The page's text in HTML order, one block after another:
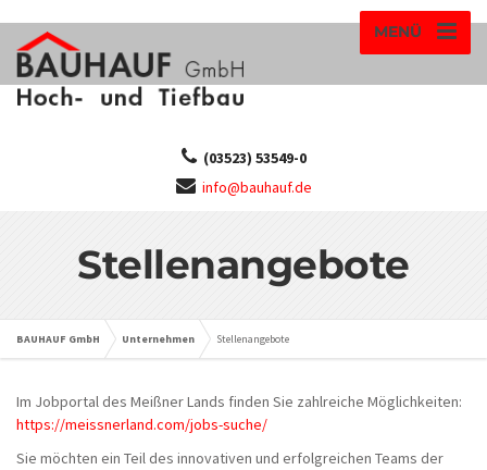
MENÜ
(03523) 53549-0
info@bauhauf.de
Stellenangebote
BAUHAUF GmbH Unternehmen Stellenangebote
Im Jobportal des Meißner Lands finden Sie zahlreiche Möglichkeiten:
https://meissnerland.com/jobs-suche/
Sie möchten ein Teil des innovativen und erfolgreichen Teams der